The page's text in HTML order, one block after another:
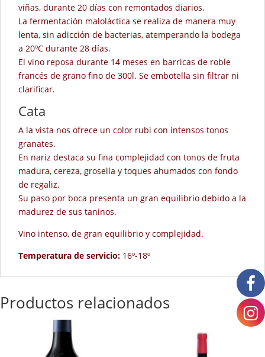
viñas, durante 20 días con remontados diarios.
La fermentación maloláctica se realiza de manera muy
lenta, sin adicción de bacterias, atemperando la bodega
a 20ºC durante 28 días.
El vino reposa durante 14 meses en barricas de roble
francés de grano fino de 300l. Se embotella sin filtrar ni
clarificar.
Cata
A la vista nos ofrece un color rubi con intensos tonos
granates.
En nariz destaca su fina complejidad con tonos de fruta
madura, cereza, grosella y toques ahumados con fondo
de regaliz.
Su paso por boca presenta un gran equilibrio debido a la
madurez de sus taninos.
Vino intenso, de gran equilibrio y complejidad.
Temperatura de servicio: 16º-18º
Productos relacionados